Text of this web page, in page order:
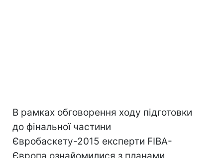
В рамках обговорення ходу підготовки
до фінальної частини
Євробаскету-2015 експерти FIBA-